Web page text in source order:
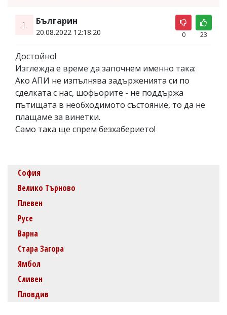
1. Българин
20.08.2022 12:18:20 0 23
Достойно!
Изглежда е време да започнем именно така:
Ако АПИ не изпълнява задърженията си по
сделката с нас, шофьорите - не поддържа
пътищата в необходимото състояние, то да не
плащаме за винетки.
Само така ще спрем безхаберието!
София
Велико Търново
Плевен
Русе
Варна
Стара Загора
Ямбол
Сливен
Пловдив